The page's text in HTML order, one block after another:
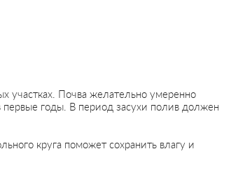
участках. Почва желательно умеренно
первые годы. В период засухи полив должен
круга поможет сохранить влагу и